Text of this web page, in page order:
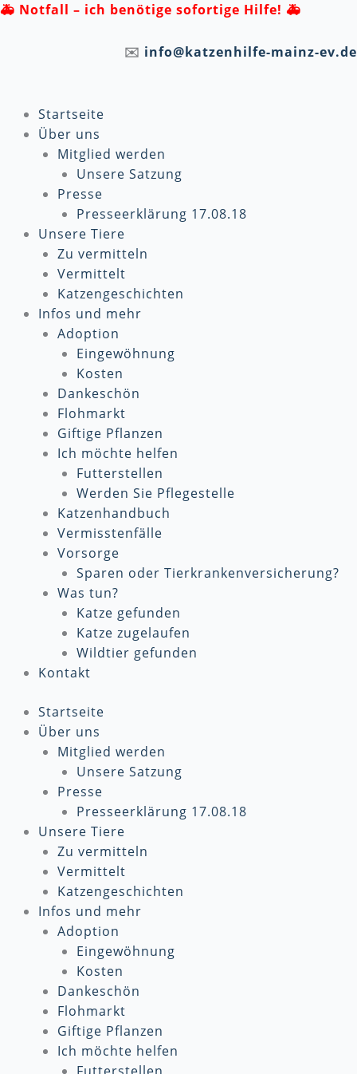
Zum
🚑 Notfall – ich benötige sofortige Hilfe! 🚑
✉️ info@katzenhilfe-mainz-ev.de
Startseite
Über uns
Mitglied werden
Unsere Satzung
Presse
Presseerklärung 17.08.18
Unsere Tiere
Zu vermitteln
Vermittelt
Katzengeschichten
Infos und mehr
Adoption
Eingewöhnung
Kosten
Dankeschön
Flohmarkt
Giftige Pflanzen
Ich möchte helfen
Futterstellen
Werden Sie Pflegestelle
Katzenhandbuch
Vermisstenfälle
Vorsorge
Sparen oder Tierkrankenversicherung?
Was tun?
Katze gefunden
Katze zugelaufen
Wildtier gefunden
Kontakt
Startseite
Über uns
Mitglied werden
Unsere Satzung
Presse
Presseerklärung 17.08.18
Unsere Tiere
Zu vermitteln
Vermittelt
Katzengeschichten
Infos und mehr
Adoption
Eingewöhnung
Kosten
Dankeschön
Flohmarkt
Giftige Pflanzen
Ich möchte helfen